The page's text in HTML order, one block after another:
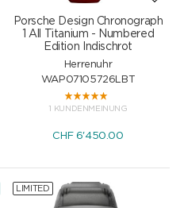
Porsche Design Chronograph
1 All Titanium - Numbered
Edition Indischrot
Herrenuhr
WAP07105726LBT
1 KUNDENMEINUNG
CHF 6'450.00
LIMITED